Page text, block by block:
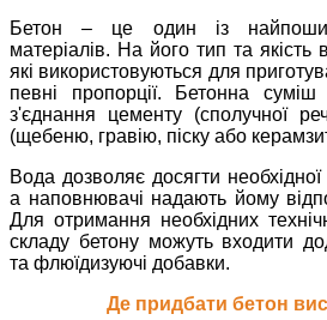
Бетон – це один із
матеріалів. На його тип та якість
які використовуються для
певні пропорції. Бетонна
з'єднання цементу (сполучної
(щебеню, гравію, піску або
Вода дозволяє досягти необхідної
а наповнювачі надають йому
Для отримання необхідних
складу бетону можуть входити
та флюїдизуючі добавки.
Де придбати бетон